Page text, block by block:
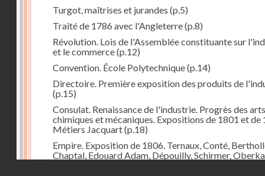
Turgot, maîtrises et jurandes (p.5)
Traité de 1786 avec l'Angleterre(p.8)
Révolution. Lois de l'Assemblée constituante sur
et le commerce(p.12)
Convention. École Polytechnique(p.14)
Directoire. Première exposition des produits de
(p.15)
Consulat. Renaissance de l'industrie. Progrès des arts
chimiques et mécaniques. Expositions de 1801 et de
Métiers Jacquart(p.18)
Empire. Exposition de 1806. Ternaux, Conté,
Chaptal, Edouard Adam, Dépouilly, Schirmer,